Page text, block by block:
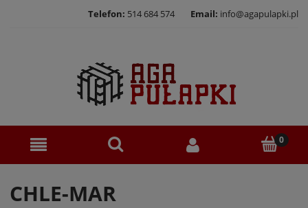
Telefon: 514 684 574 Email: info@agapulapki.pl
CHLE-MAR